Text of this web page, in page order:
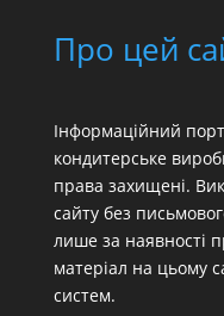
Про цей
Інформаційний
кондитерське
права захищені.
сайту без
лише за наявності
матеріал на цьому
систем.